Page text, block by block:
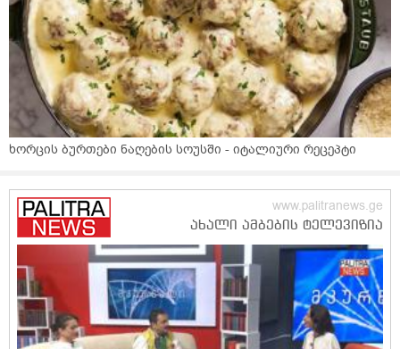
ხორცის ბურთები ნაღების სოუსში - იტალიური რეცეპტი